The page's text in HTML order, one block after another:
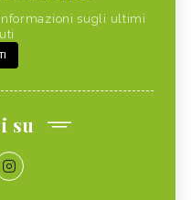
sugli ultimi
su